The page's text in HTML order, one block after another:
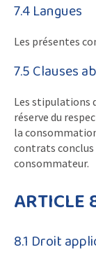
7.4 Langues
Les présentes
7.5 Clauses
Les stipulations
réserve du
la
contrats
consommateur.
ARTICLE
8.1 Droit